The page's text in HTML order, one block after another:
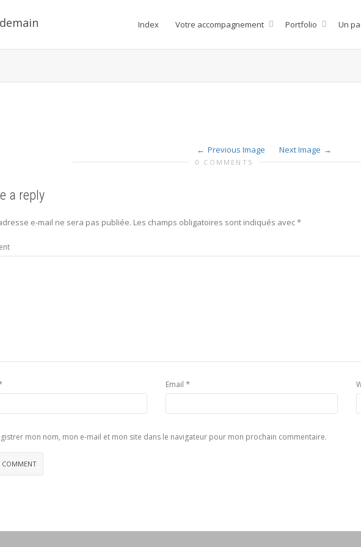
Index Votre accompagnement Portfolio Un
Previous Image Next Image
0 COMMENTS
a reply
e-mail ne sera pas publiée. Les champs obligatoires sont indiqués avec*
Email *
mon nom, mon e-mail et mon site dans le navigateur pour mon prochain commentaire.